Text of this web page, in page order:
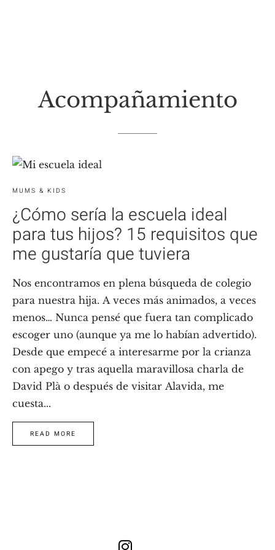
Acompañamiento
MUMS & KIDS
¿Cómo sería la escuela ideal
para tus hijos? 15 requisitos que
me gustaría que tuviera
Nos encontramos en plena búsqueda de colegio
para nuestra hija. A veces más animados, a veces
menos… Nunca pensé que fuera tan complicado
escoger uno (aunque ya me lo habían advertido).
Desde que empecé a interesarme por la crianza
con apego y tras aquella maravillosa charla de
David Plà o después de visitar Alavida, me
cuesta...
READ MORE